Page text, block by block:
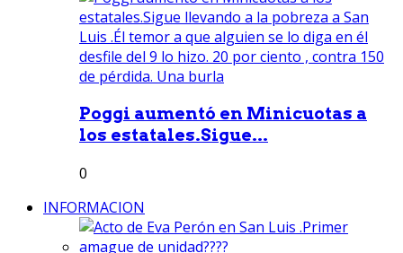
Poggi aumentó en Minicuotas a
los estatales.Sigue...
0
INFORMACION